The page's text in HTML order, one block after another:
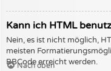
Kann ich HTML
Nein, es ist nicht möglich,
meisten
BBCode erreicht werden.
Nach oben